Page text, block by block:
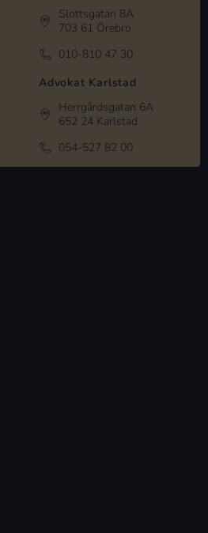
Slottsgatan 8A
703 61 Örebro
010-810 47 30
Advokat Karlstad
Herrgårdsgatan 6A
652 24 Karlstad
054-527 82 00